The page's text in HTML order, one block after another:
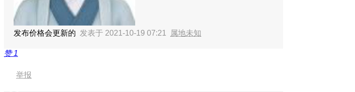
发布价格会更新的 发表于 2021-10-19 07:21 属地未知
赞1
举报